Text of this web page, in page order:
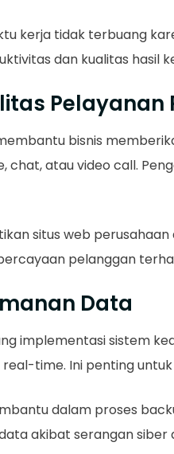
kerja tidak terbuang
dan kualitas hasil
Pelayanan
bisnis
chat, atau video call.
situs web
pelanggan
Data
implementasi sistem
time. Ini penting
dalam proses
akibat serangan siber